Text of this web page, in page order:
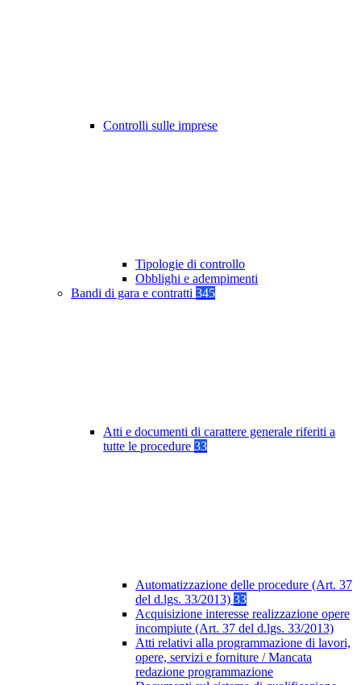
Controlli sulle imprese
Tipologie di controllo
Obblighi e adempimenti
Bandi di gara e contratti 345
Atti e documenti di carattere generale riferiti a
tutte le procedure 33
Automatizzazione delle procedure (Art. 37
del d.lgs. 33/2013) 33
Acquisizione interesse realizzazione opere
incompiute (Art. 37 del d.lgs. 33/2013)
Atti relativi alla programmazione di lavori,
opere, servizi e forniture / Mancata
redazione programmazione